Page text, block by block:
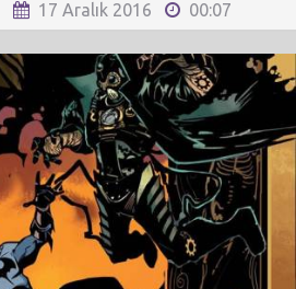
17 Aralık 2016 00:07